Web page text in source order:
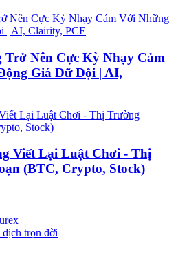
Nên Cực Kỳ Nhạy Cảm
Giá Dữ Dội | AI,
Viết Lại Luật Chơi - Thị
(BTC, Crypto, Stock)